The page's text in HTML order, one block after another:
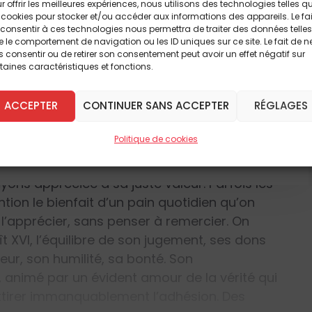
offrir les meilleures expériences, nous utilisons des technologies telles
pour stocker et/ou accéder aux informations des appareils. Le
à ces technologies nous permettra de traiter des données telles
le comportement de navigation ou les ID uniques sur ce site. Le fait de
consentir ou de retirer son consentement peut avoir un effet négatif sur
caractéristiques et fonctions.
ACCEPTER CONTINUER SANS ACCEPTER RÉGLAGES
Politique de cookies
l’exactitude de sa perception du
connaissance de la tradition de l’Église. On
fidélité de cet homme de Dieu ; et
pour la Doctrine de la foi. Sa
profonde unité de pensée ont
demi-siècle à l’affirmation par le
seule liste des synodes romains tenus
lecture des documents pontificaux qui les
lumière qui nous a été dispensée pendant
appréciée à sa juste valeur. Parfois les
le bienfait d’un pain quotidien qu’on
sans penser à remercier. On
l’équilibre de son jugement, ses dons
son humilité, sa bonté. Son
DÈS À PRÉSENT